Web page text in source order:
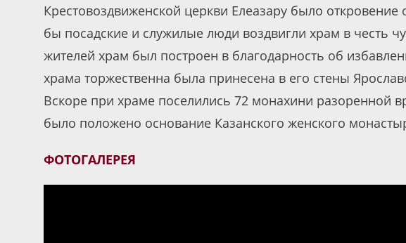
Крестовоздвиженской церкви Елеазару было
бы посадские и служилые люди воздвигли храм в честь
жителей храм был построен в благодарность об
храма торжественна была принесена в его стены
Вскоре при храме поселились 72 монахини разоренной
было положено основание Казанского женского
ФОТОГАЛЕРЕЯ